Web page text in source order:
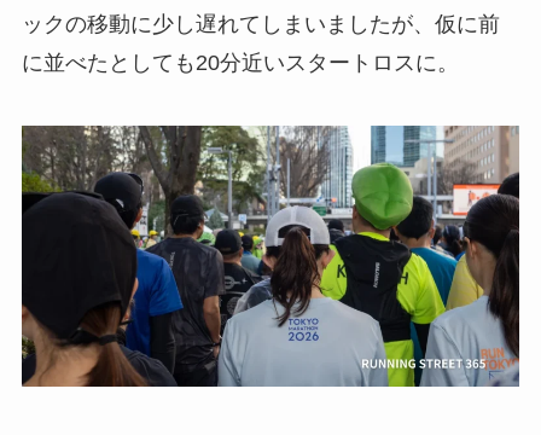
ックの移動に少し遅れてしまいましたが、仮に前
に並べたとしても20分近いスタートロスに。